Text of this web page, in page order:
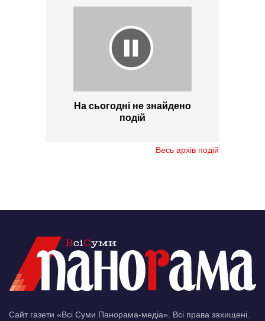
На сьогодні не знайдено
подій
Весь архів подій
Сайт газети «Всі Суми Панорама-медіа». Всі права захищені.